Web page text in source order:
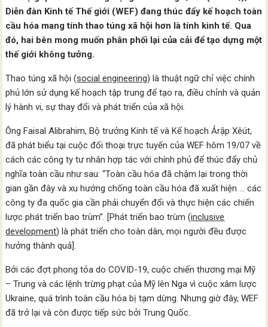
Diễn đàn Kinh tế Thế giới (WEF) đang thúc đẩy kế hoạch toàn
cầu hóa mang tính thao túng xã hội hơn là tính kinh tế. Qua
đó, hai bên mong muốn phân phối lại của cải để tạo dựng một
thế giới không tưởng.
Thao túng xã hội (social engineering) là thuật ngữ chỉ việc chính
phủ lớn sử dụng kế hoạch tập trung để tạo ra, điều chỉnh và quản
lý hành vi, sự thay đổi và phát triển của xã hội.
Ông Faisal Alibrahim, Bộ trưởng Kinh tế và Kế hoạch Ảrập Xêút,
đã phát biểu tại cuộc đối thoại trực tuyến của WEF hôm 19/07 về
cách các công ty tư nhân hợp tác với chính phủ để thúc đẩy chủ
nghĩa toàn cầu như sau: “Toàn cầu hóa đã chậm lại trong thời
gian gần đây và xu hướng chống toàn cầu hóa đã xuất hiện … các
công ty đa quốc gia cần phải chuyển đổi và thực hiện các chiến
lược phát triển bao trùm”. [Phát triển bao trùm (inclusive
development) là phát triển cho toàn dân, mọi người đều được
hưởng thành quả].
Bởi các đợt phong tỏa do COVID-19, cuộc chiến thương mại Mỹ
– Trung và các lệnh trừng phạt của Mỹ lên Nga vì cuộc xâm lược
Ukraine, quá trình toàn cầu hóa bị tạm dừng. Nhưng giờ đây, WEF
đã trở lại và còn được tiếp sức bởi Trung Quốc.